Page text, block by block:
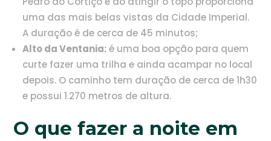
uma das mais belas vistas da Cidade Imperial.
A duração é de cerca de 45 minutos;
Alto da Ventania:é uma boa opção para quem
curte fazer uma trilha e ainda acampar no local
depois. O caminho tem duração de cerca de 1h30
e possui 1.270 metros de altura.
O que fazer a noite em